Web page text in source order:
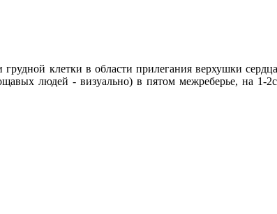
клетки в области прилегания верхушки
людей - визуально) в пятом межреберье, на 1-